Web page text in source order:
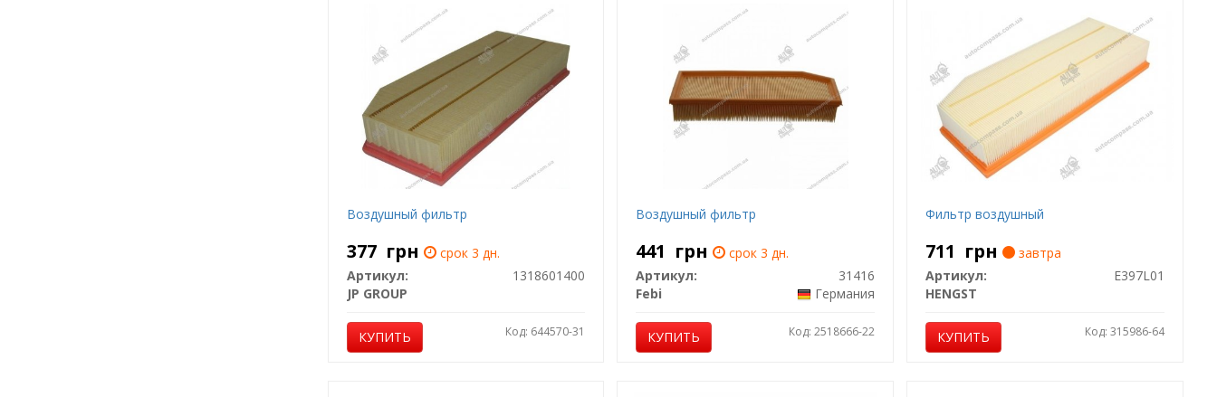
Воздушный фильтр
377 грн
срок 3 дн.
Артикул:
1318601400
JP GROUP
КУПИТЬ Код: 644570-31
Воздушный фильтр
441 грн
срок 3 дн.
Артикул:
31416
Febi
Германия
КУПИТЬ Код: 2518666-22
Фильтр воздушный
711 грн
завтра
Артикул:
E397L01
HENGST
КУПИТЬ Код: 315986-64